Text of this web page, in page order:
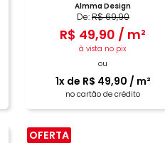
Almma Design
De:R$69,90
R$ 49,90 / m²
à vista no pix
ou
1x de R$ 49,90 / m²
no cartão de crédito
OFERTA